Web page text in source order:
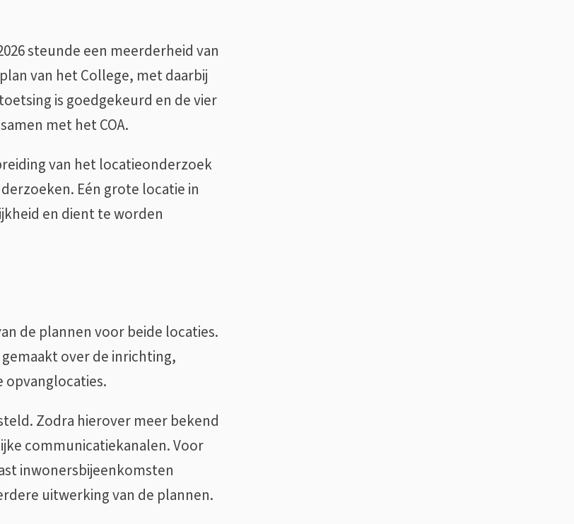
steunde een meerderheid van
van het College, met daarbij
is goedgekeurd en de vier
met het COA.
van het locatieonderzoek
Eén grote locatie in
en dient te worden
de plannen voor beide locaties.
over de inrichting,
opvanglocaties.
Zodra hierover meer bekend
communicatiekanalen. Voor
inwonersbijeenkomsten
uitwerking van de plannen.